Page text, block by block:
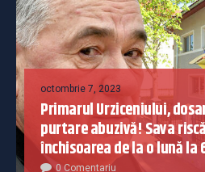
octombrie 7, 2023
Primarul Urziceniului,
purtare abuzivă! Sava
închisoarea de la o lună la
0 Comentariu